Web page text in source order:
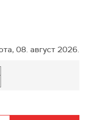
08. август 2026.